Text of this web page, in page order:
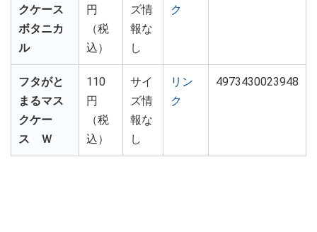
クケース
ボタニカ
ル
円
（税
込）
ズ情
報な
し
ク
フタがと
まるマス
クケー
ス Ｗ
110
円
（税
込）
サイ
ズ情
報な
し
リン
ク
4973430023948